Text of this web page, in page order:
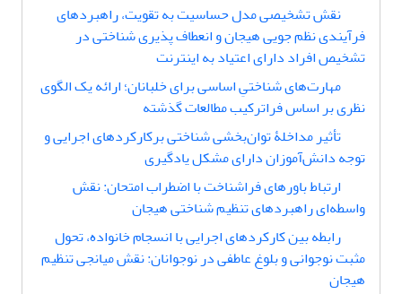
نقش تشخیصی مدل حساسیت به تقویت، راهبردهای
فرآیندی نظم جویی هیجان و انعطاف پذیری شناختی در
تشخیص افراد دارای اعتیاد به اینترنت
مهارت‌های شناختیِ اساسی برای خلبانان؛ ارائه یک الگوی
نظری بر اساس فراترکیب مطالعات گذشته
تأثیر مداخلۀ توان‌بخشی شناختی برکارکردهای اجرایی و
توجه دانش‌آموزان دارای مشکل یادگیری
ارتباط باورهای فراشناخت با اضطراب امتحان: نقش
واسطه‌ای راهبردهای تنظیم شناختی هیجان
رابطه بین کارکردهای اجرایی با انسجام خانواده، تحول
مثبت نوجوانی و بلوغ عاطفی در نوجوانان: نقش میانجی تنظیم
هیجان